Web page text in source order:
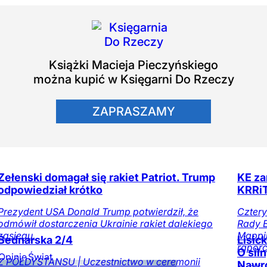
Książki Macieja Pieczyńskiego
można kupić w Księgarni Do Rzeczy
ZAPRASZAMY
domagał się rakiet Patriot. Trump
krótko
USA Donald Trump potwierdził, że
dostarczenia Ukrainie rakiet dalekiego
Świat
KE
Rady
2/4
PÓŁDYSTANSU | Uczestnictwo w ceremonii
O